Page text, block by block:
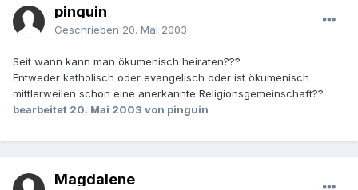
pinguin
Geschrieben 20. Mai 2003
Seit wann kann man ökumenisch heiraten???
Entweder katholisch oder evangelisch oder ist ökumenisch
mittlerweilen schon eine anerkannte Religionsgemeinschaft??
bearbeitet 20. Mai 2003 von pinguin
Magdalene